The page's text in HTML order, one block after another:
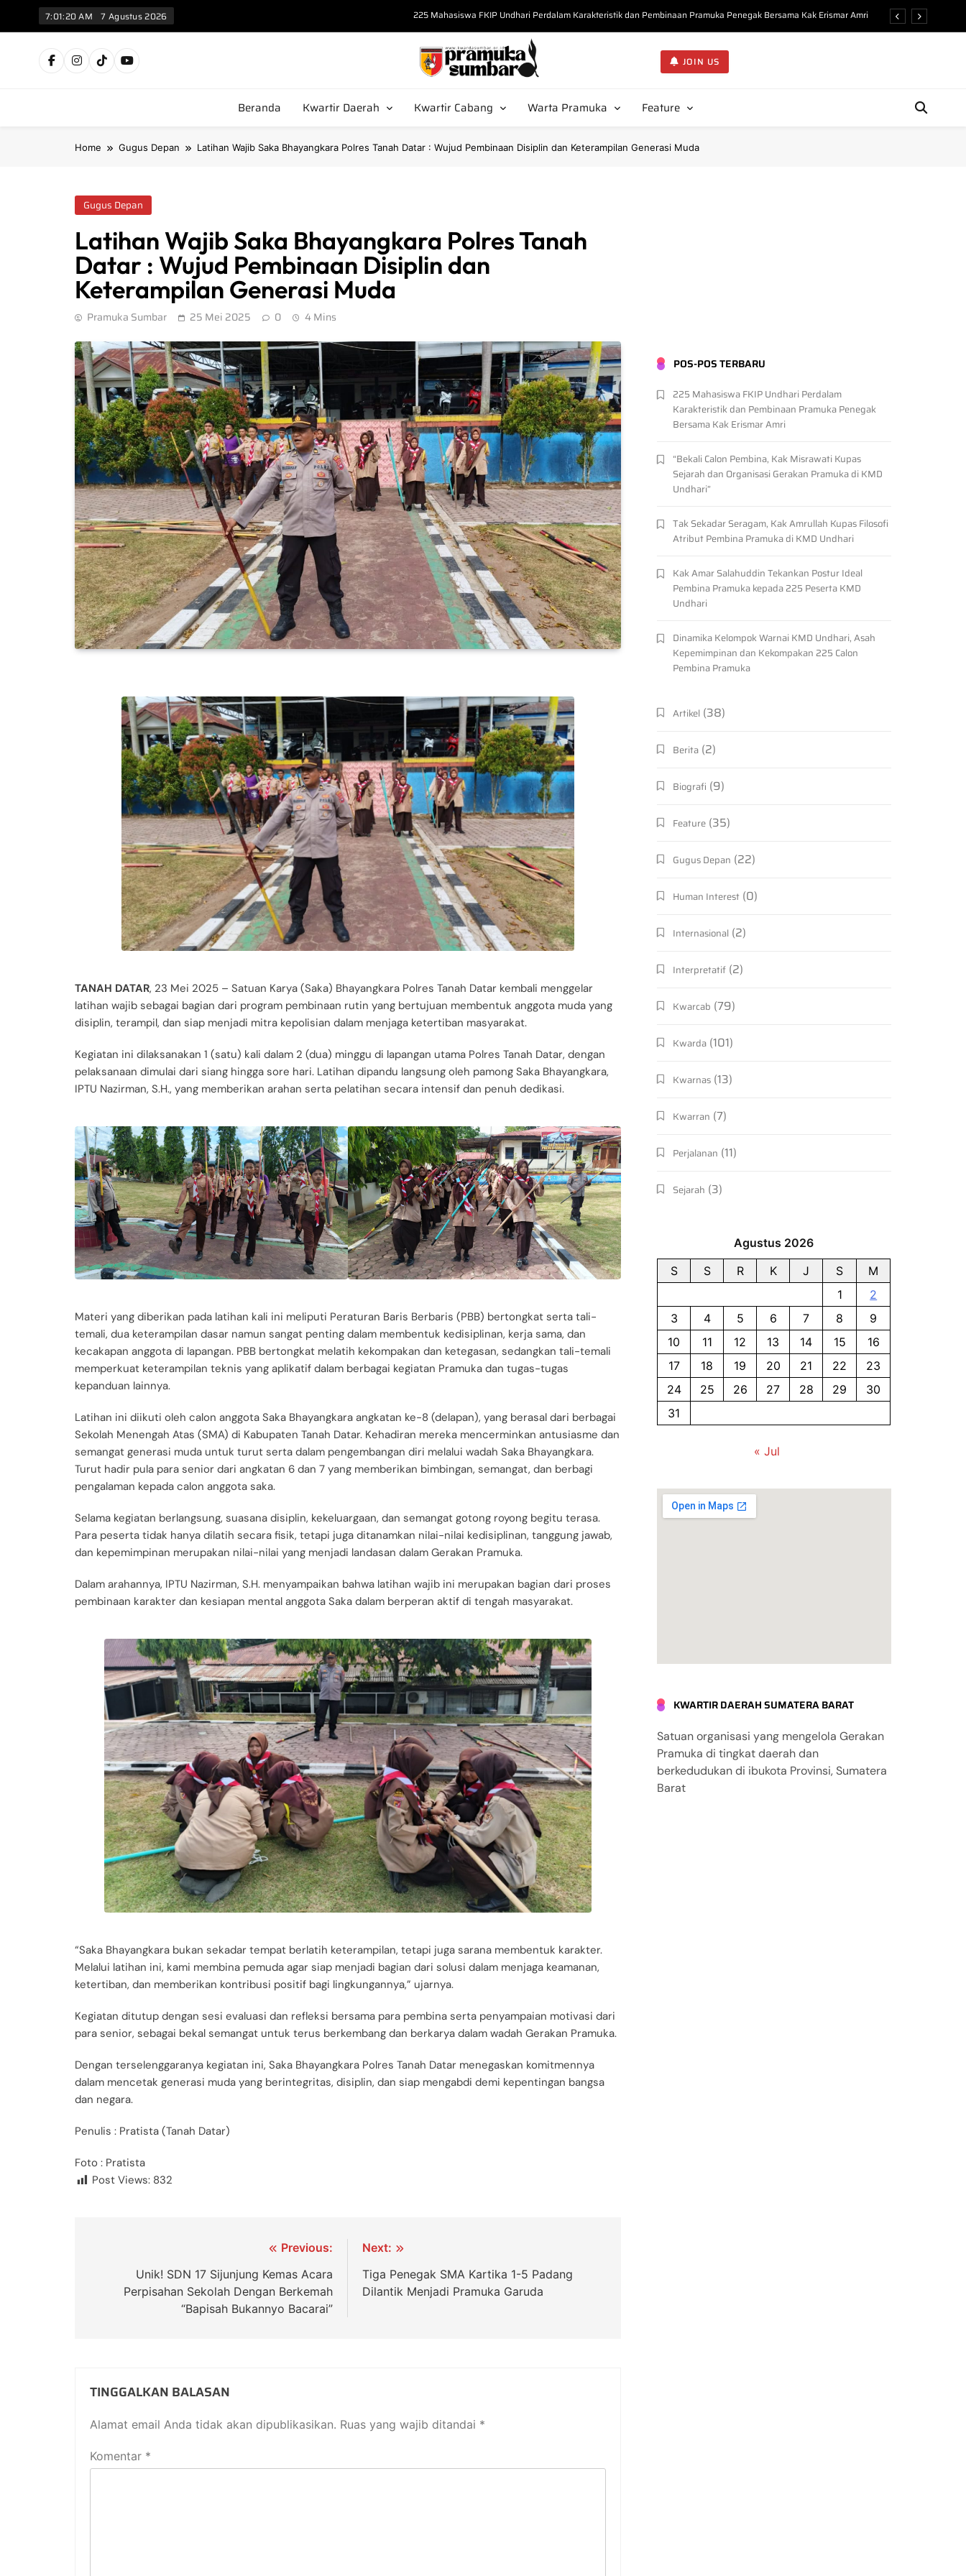
7:01:21 AM 7 Agustus 2026 225 Mahasiswa FKIP Undhari Perdalam Karakteristik dan Pembinaan Pramuka Penegak Bersama Kak Erismar Amri
“Bekali Calon Pembina, Kak Misrawati Kupas Sejarah dan Organisasi Gerakan Pramuka di KMD Undhari”
Tak Sekadar Seragam, Kak Amrullah Kupas Filosofi Atribut Pembina Pramuka di KMD Undhari
Kak Amar Salahuddin Tekankan Postur Ideal Pembina Pramuka kepada 225 Peserta KMD Undhari
Pramuka Sumbar
JOIN US
Beranda Kwartir Daerah Kwartir Cabang Warta Pramuka Feature
Home Gugus Depan Latihan Wajib Saka Bhayangkara Polres Tanah Datar : Wujud Pembinaan Disiplin dan Keterampilan Generasi Muda
Gugus Depan
Latihan Wajib Saka Bhayangkara Polres Tanah
Datar : Wujud Pembinaan Disiplin dan
Keterampilan Generasi Muda
Pramuka Sumbar 25 Mei 2025 0 4 Mins
TANAH DATAR, 23 Mei 2025 – Satuan Karya (Saka) Bhayangkara Polres Tanah Datar kembali menggelar
latihan wajib sebagai bagian dari program pembinaan rutin yang bertujuan membentuk anggota muda yang
disiplin, terampil, dan siap menjadi mitra kepolisian dalam menjaga ketertiban masyarakat.
Kegiatan ini dilaksanakan 1 (satu) kali dalam 2 (dua) minggu di lapangan utama Polres Tanah Datar, dengan
pelaksanaan dimulai dari siang hingga sore hari. Latihan dipandu langsung oleh pamong Saka Bhayangkara,
IPTU Nazirman, S.H., yang memberikan arahan serta pelatihan secara intensif dan penuh dedikasi.
Materi yang diberikan pada latihan kali ini meliputi Peraturan Baris Berbaris (PBB) bertongkat serta tali-
temali, dua keterampilan dasar namun sangat penting dalam membentuk kedisiplinan, kerja sama, dan
kecakapan anggota di lapangan. PBB bertongkat melatih kekompakan dan ketegasan, sedangkan tali-temali
memperkuat keterampilan teknis yang aplikatif dalam berbagai kegiatan Pramuka dan tugas-tugas
kepanduan lainnya.
Latihan ini diikuti oleh calon anggota Saka Bhayangkara angkatan ke-8 (delapan), yang berasal dari berbagai
Sekolah Menengah Atas (SMA) di Kabupaten Tanah Datar. Kehadiran mereka mencerminkan antusiasme dan
semangat generasi muda untuk turut serta dalam pengembangan diri melalui wadah Saka Bhayangkara.
Turut hadir pula para senior dari angkatan 6 dan 7 yang memberikan bimbingan, semangat, dan berbagi
pengalaman kepada calon anggota saka.
Selama kegiatan berlangsung, suasana disiplin, kekeluargaan, dan semangat gotong royong begitu terasa.
Para peserta tidak hanya dilatih secara fisik, tetapi juga ditanamkan nilai-nilai kedisiplinan, tanggung jawab,
dan kepemimpinan merupakan nilai-nilai yang menjadi landasan dalam Gerakan Pramuka.
Dalam arahannya, IPTU Nazirman, S.H. menyampaikan bahwa latihan wajib ini merupakan bagian dari proses
pembinaan karakter dan kesiapan mental anggota Saka dalam berperan aktif di tengah masyarakat.
“Saka Bhayangkara bukan sekadar tempat berlatih keterampilan, tetapi juga sarana membentuk karakter.
Melalui latihan ini, kami membina pemuda agar siap menjadi bagian dari solusi dalam menjaga keamanan,
ketertiban, dan memberikan kontribusi positif bagi lingkungannya,” ujarnya.
Kegiatan ditutup dengan sesi evaluasi dan refleksi bersama para pembina serta penyampaian motivasi dari
para senior, sebagai bekal semangat untuk terus berkembang dan berkarya dalam wadah Gerakan Pramuka.
Dengan terselenggaranya kegiatan ini, Saka Bhayangkara Polres Tanah Datar menegaskan komitmennya
dalam mencetak generasi muda yang berintegritas, disiplin, dan siap mengabdi demi kepentingan bangsa
dan negara.
Penulis : Pratista (Tanah Datar)
Foto : Pratista
Post Views: 832
Previous:
Unik! SDN 17 Sijunjung Kemas Acara
Perpisahan Sekolah Dengan Berkemah
“Bapisah Bukannyo Bacarai”
Next:
Tiga Penegak SMA Kartika 1-5 Padang
Dilantik Menjadi Pramuka Garuda
TINGGALKAN BALASAN
Alamat email Anda tidak akan dipublikasikan. Ruas yang wajib ditandai *
Komentar *
POS-POS TERBARU
225 Mahasiswa FKIP Undhari Perdalam
Karakteristik dan Pembinaan Pramuka Penegak
Bersama Kak Erismar Amri
“Bekali Calon Pembina, Kak Misrawati Kupas
Sejarah dan Organisasi Gerakan Pramuka di KMD
Undhari”
Tak Sekadar Seragam, Kak Amrullah Kupas Filosofi
Atribut Pembina Pramuka di KMD Undhari
Kak Amar Salahuddin Tekankan Postur Ideal
Pembina Pramuka kepada 225 Peserta KMD
Undhari
Dinamika Kelompok Warnai KMD Undhari, Asah
Kepemimpinan dan Kekompakan 225 Calon
Pembina Pramuka
Artikel (38)
Berita (2)
Biografi (9)
Feature (35)
Gugus Depan (22)
Human Interest (0)
Internasional (2)
Interpretatif (2)
Kwarcab (79)
Kwarda (101)
Kwarnas (13)
Kwarran (7)
Perjalanan (11)
Sejarah (3)
Agustus 2026
S
S R K J S
M
1
2
3
4 5 6 7 8
9
10
11 12 13 14 15
16
17
18 19 20 21 22
23
24
25 26 27 28 29
30
31
« Jul
KWARTIR DAERAH SUMATERA BARAT
Satuan organisasi yang mengelola Gerakan
Pramuka di tingkat daerah dan
berkedudukan di ibukota Provinsi, Sumatera
Barat